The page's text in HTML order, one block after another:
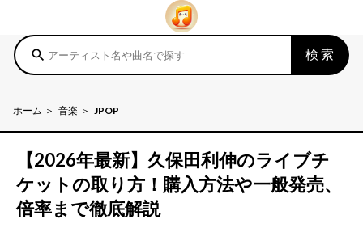
search 検索
ホーム 音楽 JPOP
【2026年最新】久保田利伸のライブチ
ケットの取り方！購入方法や一般発売、
倍率まで徹底解説